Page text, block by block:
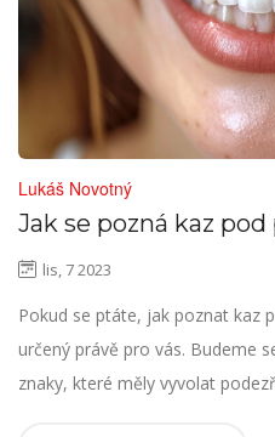
Lukáš Novotný
Jak se pozná kaz
lis, 7 2023
Pokud se ptáte, jak poznat kaz
určený právě pro vás. Budeme
znaky, které měly vyvolat